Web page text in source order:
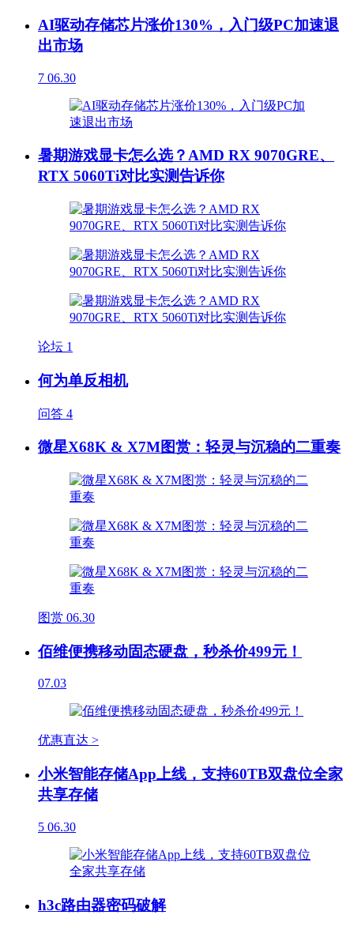
AI驱动存储芯片涨价130%，入门级PC加速退
出市场
7 06.30
暑期游戏显卡怎么选？AMD RX 9070GRE、
RTX 5060Ti对比实测告诉你
论坛 1
何为单反相机
问答 4
微星X68K & X7M图赏：轻灵与沉稳的二重奏
图赏 06.30
佰维便携移动固态硬盘，秒杀价499元！
07.03
优惠直达 >
小米智能存储App上线，支持60TB双盘位全家
共享存储
5 06.30
h3c路由器密码破解